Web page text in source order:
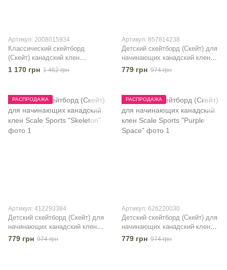
Артикул: 2008015934
Классический скейтборд
(Скейт) канадский клен
"Canada Red Marple 100%"
1 170 грн 1 462 грн
Артикул: 857814238
Детский скейтборд (Скейт) для
начинающих канадский клен
Scale Sports "Graffiti Blue"
779 грн 974 грн
РАСПРОДАЖА
Артикул: 412293384
Детский скейтборд (Скейт) для
начинающих канадский клен
Scale Sports "Skeleton"
779 грн 974 грн
РАСПРОДАЖА
Артикул: 626220030
Детский скейтборд (Скейт) для
начинающих канадский клен
Scale Sports "Purple Space"
779 грн 974 грн